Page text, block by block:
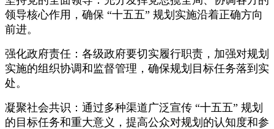
领导核心作用，确保 “十五五” 规划实施沿着正确方向
前进。
强化政府责任：各级政府要切实履行职责，加强对规划
实施的组织协调和监督管理，确保规划目标任务落到实
处。
凝聚社会共识：通过多种渠道广泛宣传 “十五五” 规划
的目标任务和重大意义，提高公众对规划的认知度和参